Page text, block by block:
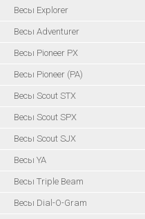
Весы Explorer
Весы Adventurer
Весы Pioneer PX
Весы Pioneer (PA)
Весы Scout STX
Весы Scout SPX
Весы Scout SJX
Весы YA
Весы Triple Beam
Весы Dial-O-Gram